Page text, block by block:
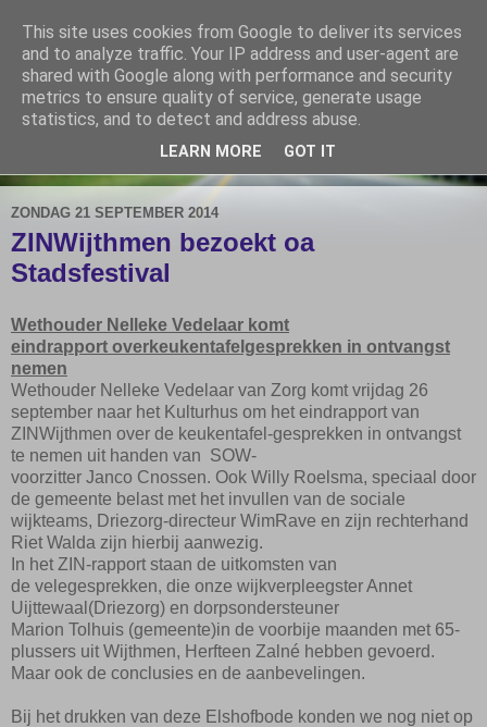
De Elshofbode
Nieuws uit Wijthmen, Herfte en Zalné.
ZONDAG 21 SEPTEMBER 2014
ZINWijthmen bezoekt oa
Stadsfestival
Wethouder Nelleke Vedelaar komt
eindrapport overkeukentafelgesprekken in ontvangst
nemen
Wethouder Nelleke Vedelaar van Zorg komt vrijdag 26
september naar het Kulturhus om het eindrapport van
ZINWijthmen over de keukentafel-gesprekken in ontvangst
te nemen uit handen van SOW-
voorzitter Janco Cnossen. Ook Willy Roelsma, speciaal door
de gemeente belast met het invullen van de sociale
wijkteams, Driezorg-directeur WimRave en zijn rechterhand
Riet Walda zijn hierbij aanwezig.
In het ZIN-rapport staan de uitkomsten van
de velegesprekken, die onze wijkverpleegster Annet
Uijttewaal (Driezorg) en dorpsondersteuner
Marion Tolhuis (gemeente)in de voorbije maanden met 65-
plussers uit Wijthmen, Herfteen Zalné hebben gevoerd.
Maar ook de conclusies en de aanbevelingen.
Bij het drukken van deze Elshofbode konden we nog niet op
This site uses cookies from Google to deliver its services
and to analyze traffic. Your IP address and user-agent are
shared with Google along with performance and security
metrics to ensure quality of service, generate usage
statistics, and to detect and address abuse.
LEARN MORE GOT IT